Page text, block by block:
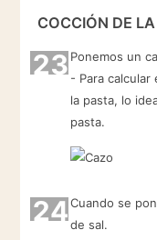
COCCIÓN DE
23 Ponemos un
- Para calcular
la pasta, lo
pasta.
24Cuando se
de sal.